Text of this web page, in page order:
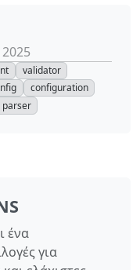
validator
configuration
parser
ένα
για